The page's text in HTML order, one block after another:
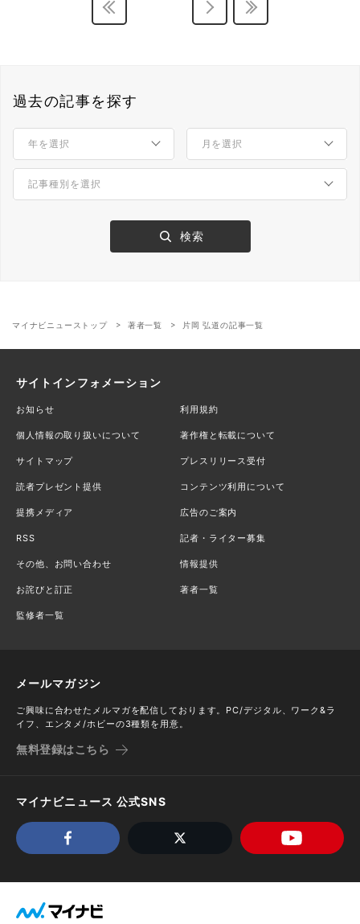
過去の記事を探す
マイナビニューストップ 著者一覧 片岡 弘道の記事一覧
サイトインフォメーション
お知らせ 利用規約
個人情報の取り扱いについて 著作権と転載について
サイトマップ プレスリリース受付
読者プレゼント提供 コンテンツ利用について
提携メディア 広告のご案内
RSS 記者・ライター募集
その他、お問い合わせ 情報提供
お詫びと訂正 著者一覧
監修者一覧
メールマガジン
ご興味に合わせたメルマガを配信しております。PC/デジタル、ワーク&ラ
イフ、エンタメ/ホビーの3種類を用意。
無料登録はこちら
マイナビニュース 公式SNS